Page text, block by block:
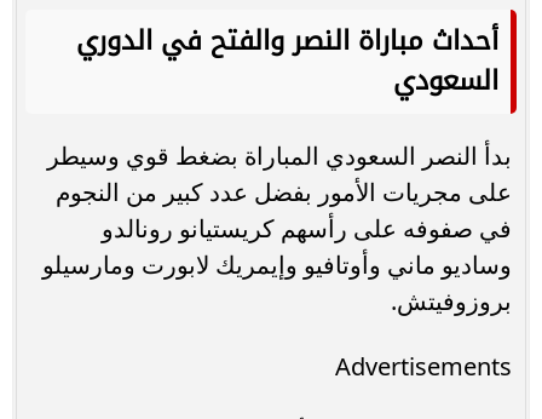
أحداث مباراة النصر والفتح في الدوري
السعودي
بدأ النصر السعودي المباراة بضغط قوي وسيطر
على مجريات الأمور بفضل عدد كبير من النجوم
في صفوفه على رأسهم كريستيانو رونالدو
وساديو ماني وأوتافيو وإيمريك لابورت ومارسيلو
بروزوفيتش.
Advertisements